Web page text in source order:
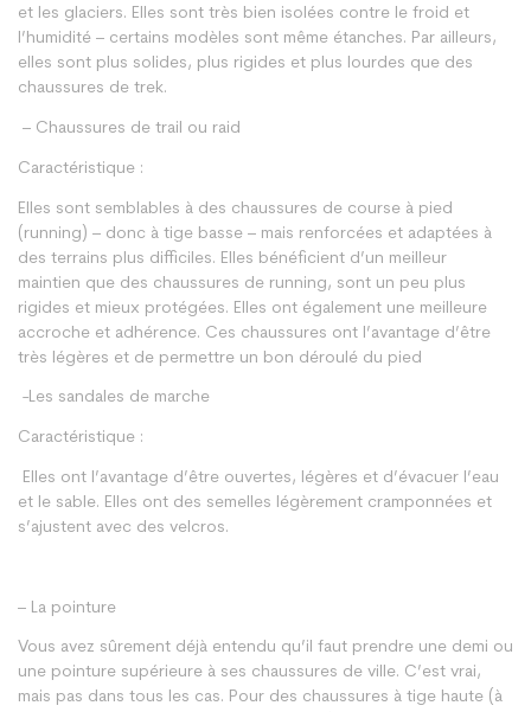
et les glaciers. Elles sont très bien isolées contre le froid et
l’humidité – certains modèles sont même étanches. Par ailleurs,
elles sont plus solides, plus rigides et plus lourdes que des
chaussures de trek.
– Chaussures de trail ou raid
Caractéristique :
Elles sont semblables à des chaussures de course à pied
(running) – donc à tige basse – mais renforcées et adaptées à
des terrains plus difficiles. Elles bénéficient d’un meilleur
maintien que des chaussures de running, sont un peu plus
rigides et mieux protégées. Elles ont également une meilleure
accroche et adhérence. Ces chaussures ont l’avantage d’être
très légères et de permettre un bon déroulé du pied
-Les sandales de marche
Caractéristique :
Elles ont l’avantage d’être ouvertes, légères et d’évacuer l’eau
et le sable. Elles ont des semelles légèrement cramponnées et
s’ajustent avec des velcros.
– La pointure
Vous avez sûrement déjà entendu qu’il faut prendre une demi ou
une pointure supérieure à ses chaussures de ville. C’est vrai,
mais pas dans tous les cas. Pour des chaussures à tige haute (à